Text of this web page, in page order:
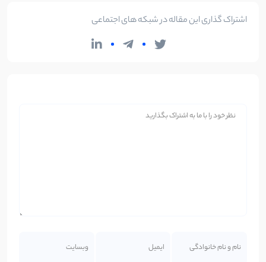
اشتراک گذاری این مقاله در شبکه های اجتماعی